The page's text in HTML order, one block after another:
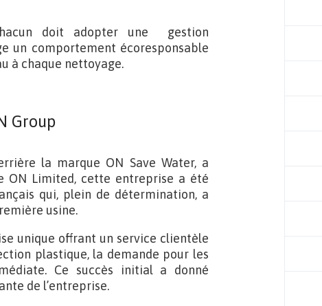
doit adopter une gestion
un comportement écoresponsable
à chaque nettoyage.
Group
la marque ON Save Water, a
ON Limited, cette entreprise a été
qui, plein de détermination, a
usine.
unique offrant un service clientèle
plastique, la demande pour les
Ce succès initial a donné
de l’entreprise.